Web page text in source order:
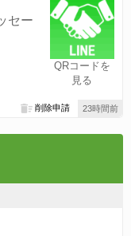
QRコードを
見る
セー
23時間前
削除申請